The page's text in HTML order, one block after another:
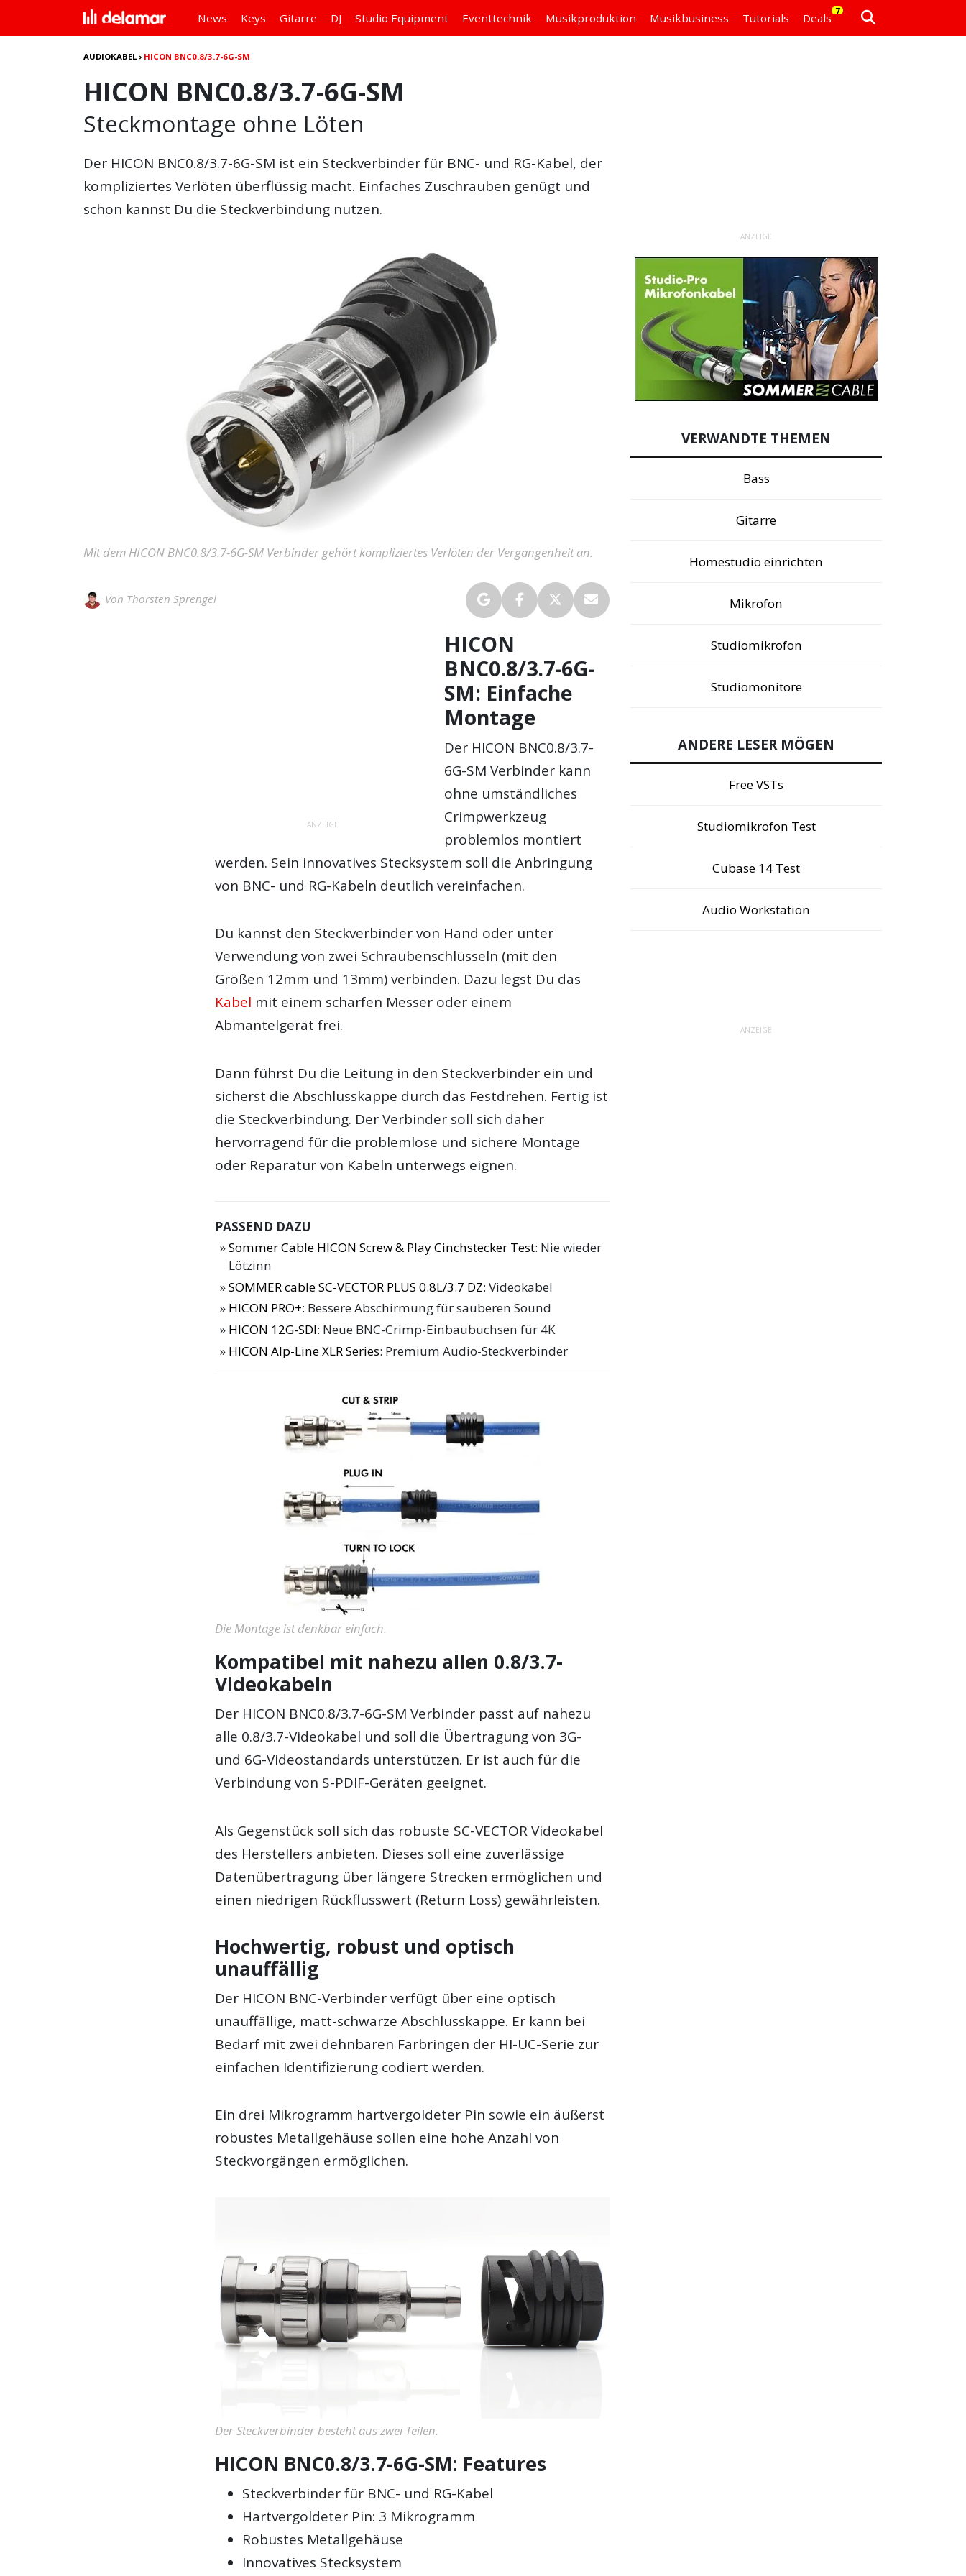
News Keys Gitarre DJ Studio Equipment Eventtechnik Musikproduktion Musikbusiness Tutorials Deals
7
AUDIOKABEL › HICON BNC0.8/3.7-6G-SM
HICON BNC0.8/3.7-6G-SM
Steckmontage ohne Löten
Der HICON BNC0.8/3.7-6G-SM ist ein Steckverbinder für BNC- und RG-Kabel, der
kompliziertes Verlöten überflüssig macht. Einfaches Zuschrauben genügt und
schon kannst Du die Steckverbindung nutzen.
Mit dem HICON BNC0.8/3.7-6G-SM Verbinder gehört kompliziertes Verlöten der Vergangenheit an.
Von Thorsten Sprengel
ANZEIGE
HICON
BNC0.8/3.7-6G-
SM: Einfache
Montage
Der HICON BNC0.8/3.7-
6G-SM Verbinder kann
ohne umständliches
Crimpwerkzeug
problemlos montiert
werden. Sein innovatives Stecksystem soll die Anbringung
von BNC- und RG-Kabeln deutlich vereinfachen.
Du kannst den Steckverbinder von Hand oder unter
Verwendung von zwei Schraubenschlüsseln (mit den
Größen 12mm und 13mm) verbinden. Dazu legst Du das
Kabel mit einem scharfen Messer oder einem
Abmantelgerät frei.
Dann führst Du die Leitung in den Steckverbinder ein und
sicherst die Abschlusskappe durch das Festdrehen. Fertig ist
die Steckverbindung. Der Verbinder soll sich daher
hervorragend für die problemlose und sichere Montage
oder Reparatur von Kabeln unterwegs eignen.
PASSEND DAZU
Sommer Cable HICON Screw & Play Cinchstecker Test: Nie wieder
Lötzinn
SOMMER cable SC-VECTOR PLUS 0.8L/3.7 DZ: Videokabel
HICON PRO+: Bessere Abschirmung für sauberen Sound
HICON 12G-SDI: Neue BNC-Crimp-Einbaubuchsen für 4K
HICON Alp-Line XLR Series: Premium Audio-Steckverbinder
Die Montage ist denkbar einfach.
Kompatibel mit nahezu allen 0.8/3.7-
Videokabeln
Der HICON BNC0.8/3.7-6G-SM Verbinder passt auf nahezu
alle 0.8/3.7-Videokabel und soll die Übertragung von 3G-
und 6G-Videostandards unterstützen. Er ist auch für die
Verbindung von S-PDIF-Geräten geeignet.
Als Gegenstück soll sich das robuste SC-VECTOR Videokabel
des Herstellers anbieten. Dieses soll eine zuverlässige
Datenübertragung über längere Strecken ermöglichen und
einen niedrigen Rückflusswert (Return Loss) gewährleisten.
Hochwertig, robust und optisch
unauffällig
Der HICON BNC-Verbinder verfügt über eine optisch
unauffällige, matt-schwarze Abschlusskappe. Er kann bei
Bedarf mit zwei dehnbaren Farbringen der HI-UC-Serie zur
einfachen Identifizierung codiert werden.
Ein drei Mikrogramm hartvergoldeter Pin sowie ein äußerst
robustes Metallgehäuse sollen eine hohe Anzahl von
Steckvorgängen ermöglichen.
Der Steckverbinder besteht aus zwei Teilen.
HICON BNC0.8/3.7-6G-SM: Features
Steckverbinder für BNC- und RG-Kabel
Hartvergoldeter Pin: 3 Mikrogramm
Robustes Metallgehäuse
Innovatives Stecksystem
ANZEIGE
VERWANDTE THEMEN
Bass
Gitarre
Homestudio einrichten
Mikrofon
Studiomikrofon
Studiomonitore
ANDERE LESER MÖGEN
Free VSTs
Studiomikrofon Test
Cubase 14 Test
Audio Workstation
ANZEIGE